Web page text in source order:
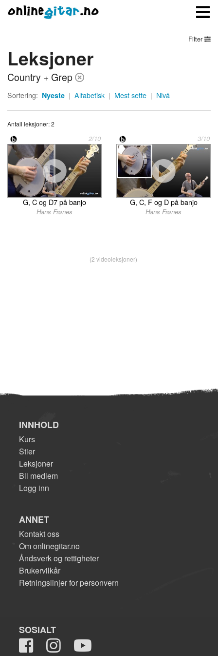
Meny
Logg inn
Kontakt oss
Om onlinegitar.no
Filter
Leksjoner
Country + Grep
Sortering: Nyeste | Alfabetisk | Mest sette | Nivå
Antall leksjoner: 2
2/10
G, C og D7 på banjo
Hans Frønes
3/10
G, C, F og D på banjo
Hans Frønes
(2 videoleksjoner)
INNHOLD
Kurs
Stier
Leksjoner
Bli medlem
Logg inn
ANNET
Kontakt oss
Om onlinegitar.no
Åndsverk og rettigheter
Brukervilkår
Retningslinjer for personvern
SOSIALT